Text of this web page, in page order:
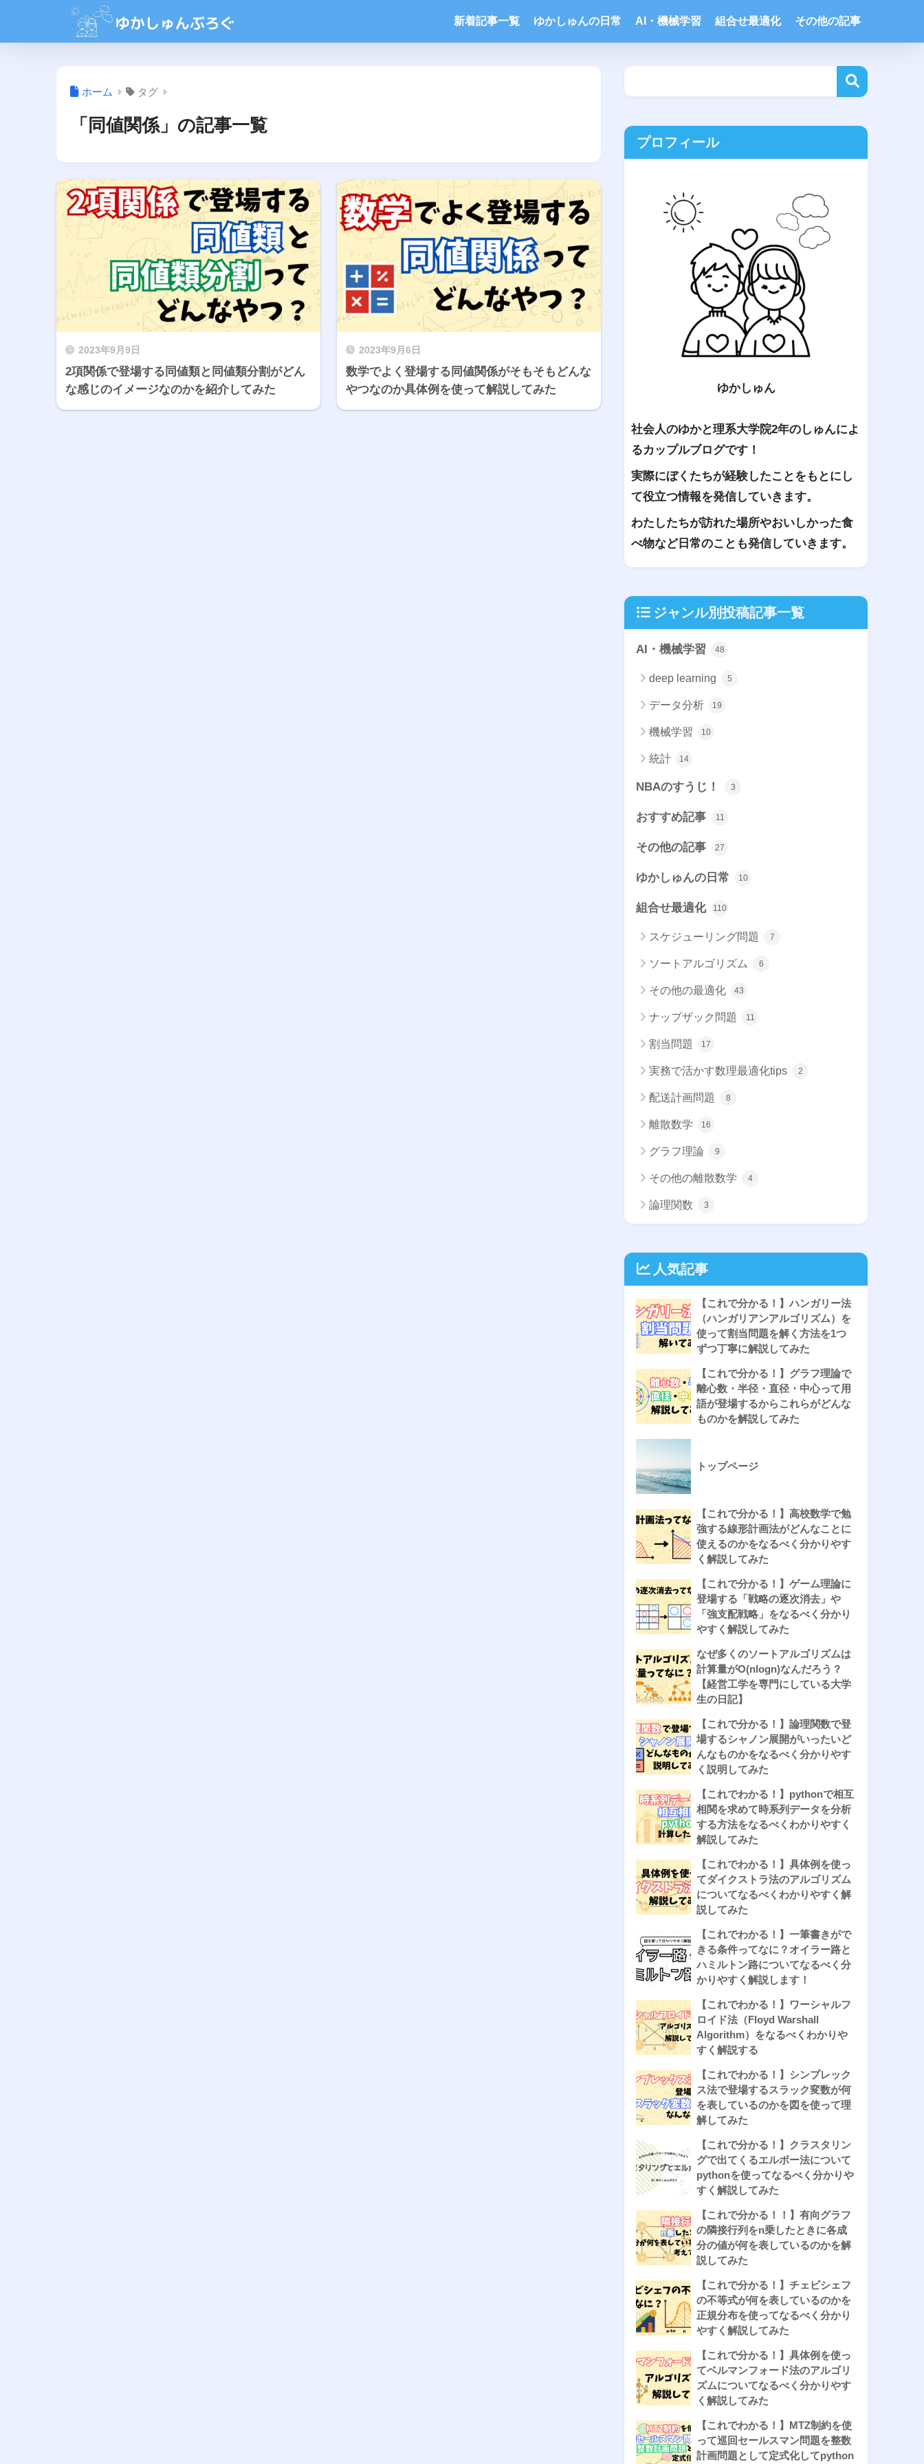
新着記事一覧 ゆかしゅんの日常 AI・機械学習 組合せ最適化 その他の記事
ホーム タグ
「同値関係」の記事一覧
2023年9月9日
2項関係で登場する同値類と同値類分割がどん
な感じのイメージなのかを紹介してみた
2023年9月6日
数学でよく登場する同値関係がそもそもどんな
やつなのか具体例を使って解説してみた
プロフィール
ゆかしゅん
社会人のゆかと理系大学院2年のしゅんによ
るカップルブログです！
実際にぼくたちが経験したことをもとにし
て役立つ情報を発信していきます。
わたしたちが訪れた場所やおいしかった食
べ物など日常のことも発信していきます。
ジャンル別投稿記事一覧
AI・機械学習 48
deep learning 5
データ分析 19
機械学習 10
統計 14
NBAのすうじ！ 3
おすすめ記事 11
その他の記事 27
ゆかしゅんの日常 10
組合せ最適化 110
スケジューリング問題 7
ソートアルゴリズム 6
その他の最適化 43
ナップザック問題 11
割当問題 17
実務で活かす数理最適化tips 2
配送計画問題 8
離散数学 16
グラフ理論 9
その他の離散数学 4
論理関数 3
人気記事
【これで分かる！】ハンガリー法
（ハンガリアンアルゴリズム）を
使って割当問題を解く方法を1つ
ずつ丁寧に解説してみた
【これで分かる！】グラフ理論で
離心数・半径・直径・中心って用
語が登場するからこれらがどんな
ものかを解説してみた
トップページ
【これで分かる！】高校数学で勉
強する線形計画法がどんなことに
使えるのかをなるべく分かりやす
く解説してみた
【これで分かる！】ゲーム理論に
登場する「戦略の逐次消去」や
「強支配戦略」をなるべく分かり
やすく解説してみた
なぜ多くのソートアルゴリズムは
計算量がO(nlogn)なんだろう？
【経営工学を専門にしている大学
生の日記】
【これで分かる！】論理関数で登
場するシャノン展開がいったいど
んなものかをなるべく分かりやす
く説明してみた
【これでわかる！】pythonで相互
相関を求めて時系列データを分析
する方法をなるべくわかりやすく
解説してみた
【これでわかる！】具体例を使っ
てダイクストラ法のアルゴリズム
についてなるべくわかりやすく解
説してみた
【これでわかる！】一筆書きがで
きる条件ってなに？オイラー路と
ハミルトン路についてなるべく分
かりやすく解説します！
【これでわかる！】ワーシャルフ
ロイド法（Floyd Warshall
Algorithm）をなるべくわかりや
すく解説する
【これでわかる！】シンプレック
ス法で登場するスラック変数が何
を表しているのかを図を使って理
解してみた
【これで分かる！】クラスタリン
グで出てくるエルボー法について
pythonを使ってなるべく分かりや
すく解説してみた
【これで分かる！！】有向グラフ
の隣接行列をn乗したときに各成
分の値が何を表しているのかを解
説してみた
【これで分かる！】チェビシェフ
の不等式が何を表しているのかを
正規分布を使ってなるべく分かり
やすく解説してみた
【これで分かる！】具体例を使っ
てベルマンフォード法のアルゴリ
ズムについてなるべく分かりやす
く解説してみた
【これでわかる！】MTZ制約を使
って巡回セールスマン問題を整数
計画問題として定式化してpython